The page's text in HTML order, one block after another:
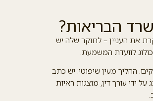
הבריאות?
את העניין – לחוקר שלה יש
לוועדת המשמעת.
ההליך מעין שיפוטי: יש כתב
ידי עורך דין, מוצגות ראיות